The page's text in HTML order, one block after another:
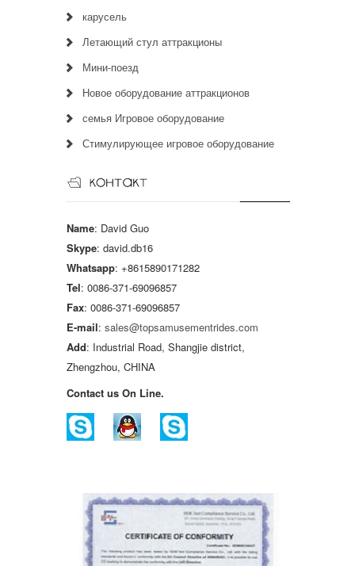
карусель
Летающий стул аттракционы
Мини-поезд
Новое оборудование аттракционов
семья Игровое оборудование
Стимулирующее игровое оборудование
Name: David Guo
Skype: david.db16
Whatsapp: +8615890171282
Tel: 0086-371-69096857
Fax: 0086-371-69096857
E-mail: sales@topsamusementrides.com
Add: Industrial Road, Shangjie district,
Zhengzhou, CHINA
Contact us On Line.